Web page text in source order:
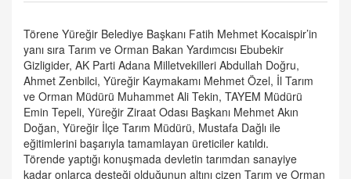
Törene Yüreğir Belediye Başkanı Fatih Mehmet Kocaispir’in
yanı sıra Tarım ve Orman Bakan Yardımcısı Ebubekir
Gizligider, AK Parti Adana Milletvekilleri Abdullah Doğru,
Ahmet Zenbilci, Yüreğir Kaymakamı Mehmet Özel, İl Tarım
ve Orman Müdürü Muhammet Ali Tekin, TAYEM Müdürü
Emin Tepeli, Yüreğir Ziraat Odası Başkanı Mehmet Akın
Doğan, Yüreğir İlçe Tarım Müdürü, Mustafa Dağlı ile
eğitimlerini başarıyla tamamlayan üreticiler katıldı.
Törende yaptığı konuşmada devletin tarımdan sanayiye
kadar onlarca desteği olduğunun altını çizen Tarım ve Orman